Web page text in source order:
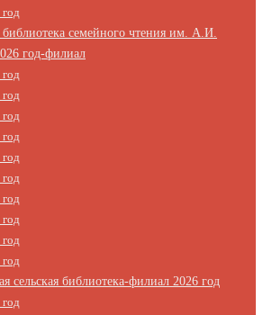
семейного чтения им. А.И.
год-филиал
сельская библиотека-филиал 2026 год